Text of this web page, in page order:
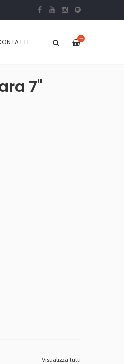
—
7"
Visualizza tutti